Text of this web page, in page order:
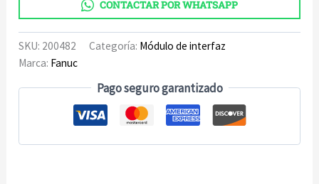
CONTACTAR POR WHATSAPP
SKU: 200482 Categoría: Módulo de interfaz
Marca: Fanuc
Pago seguro garantizado